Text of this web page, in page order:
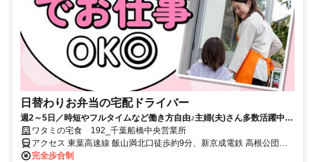
日替わりお弁当の宅配ドライバー
週2～5日／時短やフルタイムなど働き方自由♪主婦(夫)さん多数活躍中！
サポート体制バッチリなのでお子さんの行事でのお休みなども取りやす
い◎
ワタミの宅食 192_千葉船橋中央営業所
アクセス 東葉高速線 飯山満北口徒歩約9分、新京成電鉄 高根公団南
口徒歩約23分、新京成電鉄 高根木戸北口徒歩約23分
完全歩合制